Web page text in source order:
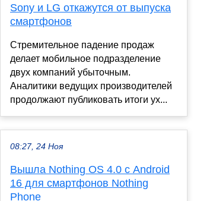
Sony и LG откажутся от выпуска
смартфонов
Стремительное падение продаж
делает мобильное подразделение
двух компаний убыточным.
Аналитики ведущих производителей
продолжают публиковать итоги ух...
08:27, 24 Ноя
Вышла Nothing OS 4.0 с Android
16 для смартфонов Nothing
Phone